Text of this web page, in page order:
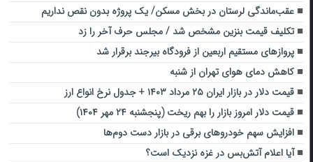
عقب‌ماندگی لرستان در بخش مسکن/ یک پروژه بدون نقص نداریم
تکلیف قیمت بنزین مشخص شد / مجلس حرف آخر را زد
پروازهای مستقیم اربعین از فرودگاه بیرجند برقرار شد
کاهش دمای هوای تهران از شنبه
قیمت دلار در بازار ایران ۲۵ مرداد ۱۴۰۳ + جدول نرخ انواع ارز
قیمت دلار امروز بازار را بهم ریخت (پنجشنبه ۲۴ مهر ۱۴۰۴)
افزایش سهم خودروهای برقی در بازار دست دوم‌ها
آیا اعلام آتش‌بس در غزه نزدیک است؟